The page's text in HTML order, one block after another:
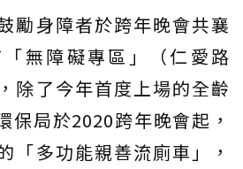
勵身障者於跨年晚會共襄
無障礙專區」（仁愛路
除了今年首度上場的全齡
保局於2020跨年晚會起，
「多功能親善流廁車」，